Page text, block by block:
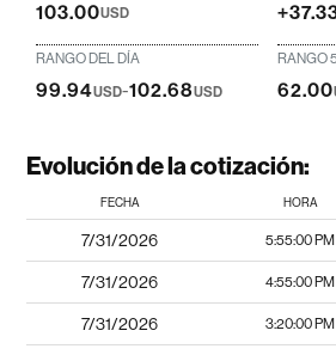
103.00USD
RANGO DEL DÍA
99.94USD-102.68USD
RANGO
62.00
Evolución de la cotización:
FECHA HORA
7/31/2026 5:55:00 PM
7/31/2026 4:55:00 PM
7/31/2026 3:20:00 PM